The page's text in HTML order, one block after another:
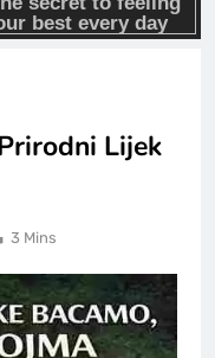
Lijek
3 Mins